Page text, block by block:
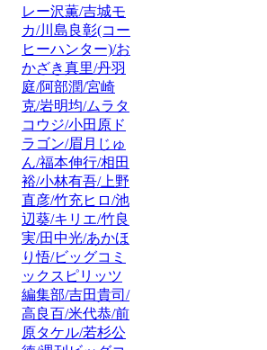
レー沢薫/吉城モ
カ/川島良彰(コー
ヒーハンター)/お
かざき真里/丹羽
庭/阿部潤/宮崎
克/岩明均/ムラタ
コウジ/小田原ド
ラゴン/眉月じゅ
ん/福本伸行/相田
裕/小林有吾/上野
直彦/竹充ヒロ/池
辺葵/キリエ/竹良
実/田中光/あかほ
り悟/ビッグコミ
ックスピリッツ
編集部/吉田貴司/
高良百/米代恭/前
原タケル/若杉公